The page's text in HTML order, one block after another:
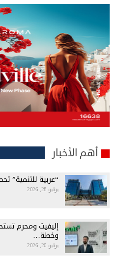
أهم الأخبار
“عربية للتنمية”
يوليو 28, 2026
إليفيت ومحرم
وخطة…
يوليو 20, 2026